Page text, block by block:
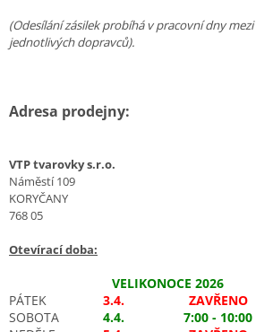
(Odesílání zásilek probíhá v pracovní dny mezi
jednotlivých dopravců).
Adresa prodejny:
VTP tvarovky s.r.o.
Náměstí 109
KORYČANY
768 05
Otevírací doba:
VELIKONOCE 2026
PÁTEK
3.4.
ZAVŘENO
SOBOTA
4.4.
7:00 - 10:00